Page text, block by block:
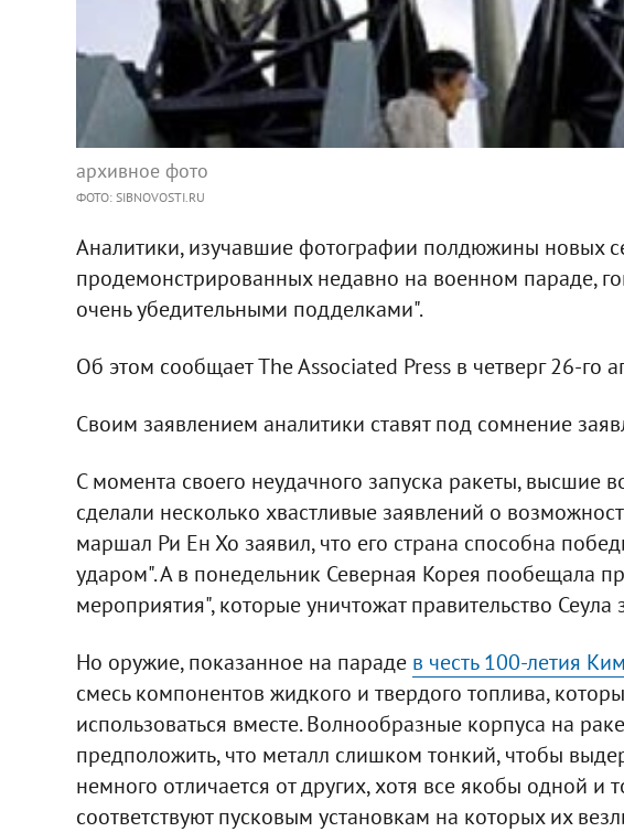
архивное фото
ФОТО: SIBNOVOSTI.RU
Аналитики, изучавшие фотографии полдюжины новых
продемонстрированных недавно на военном параде,
очень убедительными подделками".
Об этом сообщает The Associated Press в четверг 26-го
Своим заявлением аналитики ставят под сомнение
С момента своего неудачного запуска ракеты, высшие
сделали несколько хвастливые заявлений о
маршал Ри Ен Хо заявил, что его страна способна
ударом". А в понедельник Северная Корея пообещала
мероприятия", которые уничтожат правительство
Но оружие, показанное на параде в честь 100-летия
смесь компонентов жидкого и твердого топлива,
использоваться вместе. Волнообразные корпуса на
предположить, что металл слишком тонкий, чтобы
немного отличается от других, хотя все якобы одной и
соответствуют пусковым установкам на которых их